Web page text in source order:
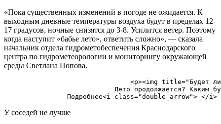
«Пока существенных изменений в погоде не ожидается. К
выходным дневные температуры воздуха будут в пределах 12-
17 градусов, ночные снизятся до 3-8. Усилится ветер. Поэтому
когда наступит «бабье лето», ответить сложно», — сказала
начальник отдела гидрометобеспечения Краснодарского
центра по гидрометеорологии и мониторингу окружающей
среды Светлана Попова.
<p><img title="Будет
Лето продолжается? Каким
У соседей не лучше